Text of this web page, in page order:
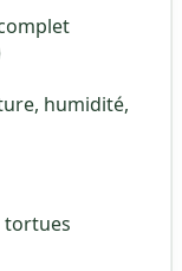
humidité,
tortues